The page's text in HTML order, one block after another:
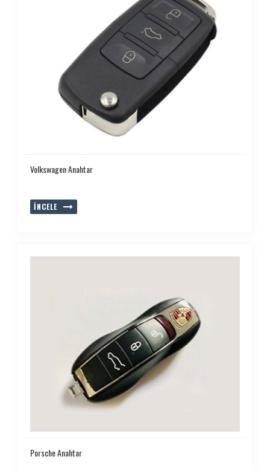
Volkswagen Anahtar
İNCELE
Porsche Anahtar